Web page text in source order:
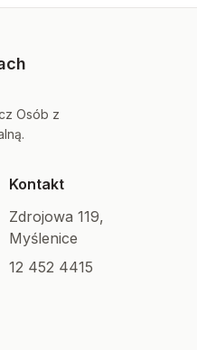
Osób z
Kontakt
Zdrojowa 119,
Myślenice
12 452 4415